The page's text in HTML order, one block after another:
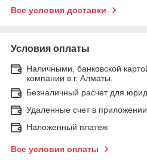
Все условия доставки
Условия оплаты
Наличными, банковской
компании в г. Алматы.
Безналичный расчет для
Удаленные счет в
Наложенный платеж
Все условия оплаты